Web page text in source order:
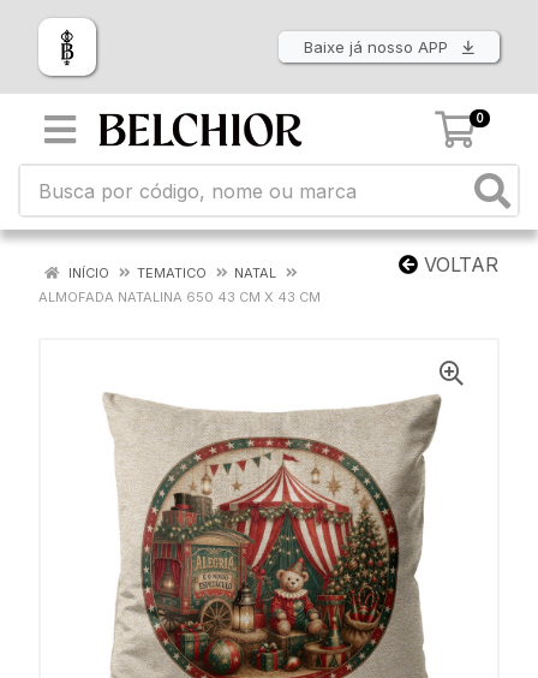
Baixe já nosso APP
0
VOLTAR
INÍCIO TEMATICO
NATAL
ALMOFADA NATALINA 650 43 CM X 43 CM